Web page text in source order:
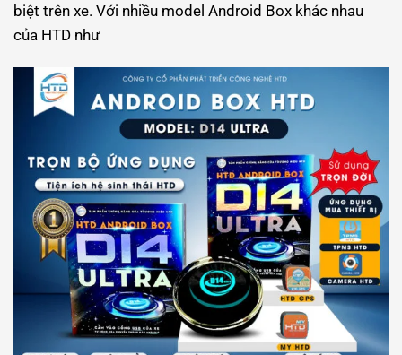
biệt trên xe. Với nhiều model Android Box khác nhau
của HTD như